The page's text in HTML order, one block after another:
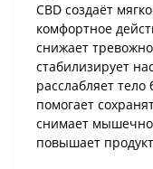
CBD создаёт
комфортное
снижает
стабилизирует
расслабляет
помогает
снимает
повышает